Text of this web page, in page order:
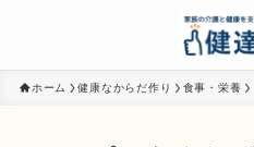
ホーム 健康なからだ作り 食事・栄養